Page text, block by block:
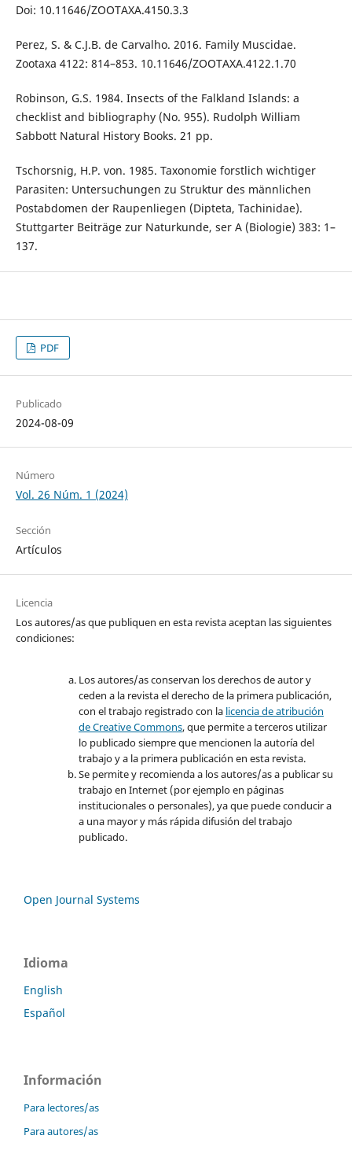
Doi: 10.11646/ZOOTAXA.4150.3.3
Perez, S. & C.J.B. de Carvalho. 2016. Family Muscidae.
Zootaxa 4122: 814–853. 10.11646/ZOOTAXA.4122.1.70
Robinson, G.S. 1984. Insects of the Falkland Islands: a
checklist and bibliography (No. 955). Rudolph William
Sabbott Natural History Books. 21 pp.
Tschorsnig, H.P. von. 1985. Taxonomie forstlich wichtiger
Parasiten: Untersuchungen zu Struktur des männlichen
Postabdomen der Raupenliegen (Dipteta, Tachinidae).
Stuttgarter Beiträge zur Naturkunde, ser A (Biologie) 383: 1–
137.
PDF
Publicado
2024-08-09
Número
Vol. 26 Núm. 1 (2024)
Sección
Artículos
Licencia
Los autores/as que publiquen en esta revista aceptan las siguientes
condiciones:
Los autores/as conservan los derechos de autor y
ceden a la revista el derecho de la primera publicación,
con el trabajo registrado con la licencia de atribución
de Creative Commons, que permite a terceros utilizar
lo publicado siempre que mencionen la autoría del
trabajo y a la primera publicación en esta revista.
Se permite y recomienda a los autores/as a publicar su
trabajo en Internet (por ejemplo en páginas
institucionales o personales), ya que puede conducir a
a una mayor y más rápida difusión del trabajo
publicado.
Open Journal Systems
Idioma
English
Español
Información
Para lectores/as
Para autores/as